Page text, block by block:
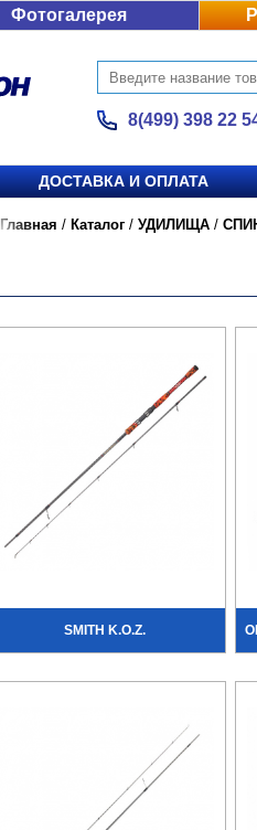
Фотогалерея
8(499) 398 22
ДОСТАВКА И ОПЛАТА
Главная / Каталог / УДИЛИЩА /
SMITH K.O.Z.